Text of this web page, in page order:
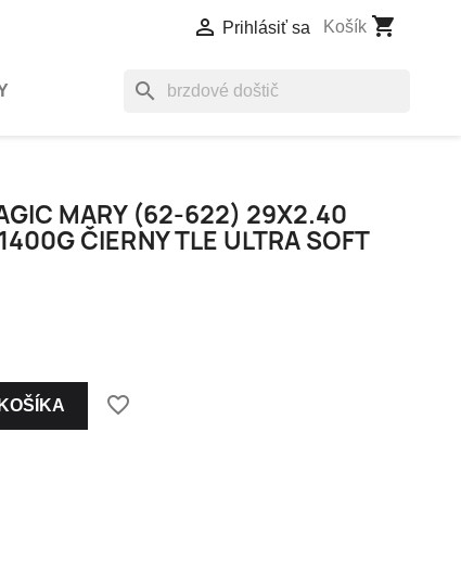
 Prihlásiť sa Košík shopping_cart
search
MARY (62-622) 29X2.40
ČIERNY TLE ULTRA SOFT
favorite_border